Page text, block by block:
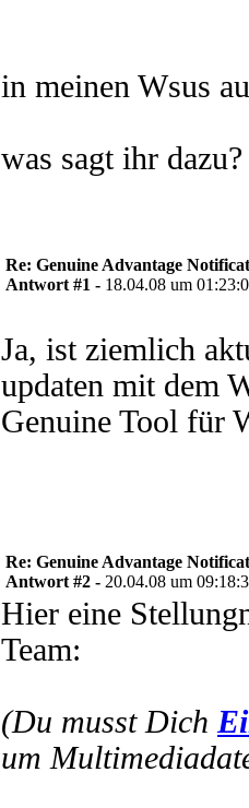
in meinen Wsus
was sagt ihr dazu?
Re: Genuine Advantage
Antwort #1 - 18.04.08 um
Ja, ist ziemlich
updaten mit dem
Genuine Tool für
Re: Genuine Advantage
Antwort #2 - 20.04.08 um
Hier eine
Team:
(Du musst Dich
um